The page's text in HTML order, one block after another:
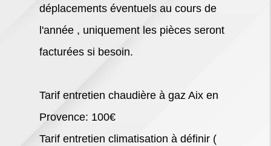
déplacements éventuels au cours de
l'année , uniquement les pièces seront
facturées si besoin.
Tarif entretien chaudière à gaz Aix en
Provence: 100€
Tarif entretien climatisation à définir (